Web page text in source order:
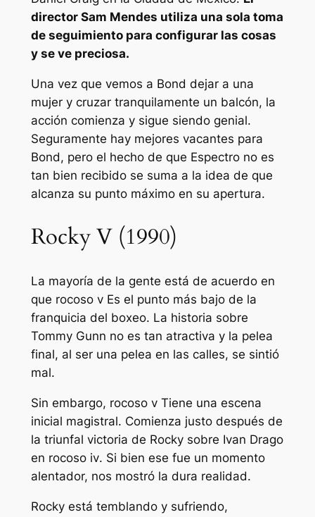
director Sam Mendes utiliza una sola toma
de seguimiento para configurar las cosas
y se ve preciosa.
Una vez que vemos a Bond dejar a una
mujer y cruzar tranquilamente un balcón, la
acción comienza y sigue siendo genial.
Seguramente hay mejores vacantes para
Bond, pero el hecho de que Espectrono es
tan bien recibido se suma a la idea de que
alcanza su punto máximo en su apertura.
Rocky V (1990)
La mayoría de la gente está de acuerdo en
que rocoso vEs el punto más bajo de la
franquicia del boxeo. La historia sobre
Tommy Gunn no es tan atractiva y la pelea
final, al ser una pelea en las calles, se sintió
mal.
Sin embargo, rocoso vTiene una escena
inicial magistral. Comienza justo después de
la triunfal victoria de Rocky sobre Ivan Drago
en rocoso iv. Si bien ese fue un momento
alentador, nos mostró la dura realidad.
Rocky está temblando y sufriendo,